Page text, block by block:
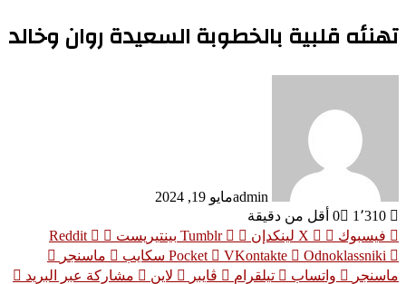
تهنئه قلبية بالخطوبة السعيدة روان وخالد
adminمايو 19, 2024
0
1٬310
أقل من دقيقة
فيسبوك
‫X لينكدإن بينتيريست
Odnoklassniki
‫Pocket سكايب
ماسنجر
ماسنجر
واتساب تيلقرام ڤايبر لاين
مشاركة عبر البريد